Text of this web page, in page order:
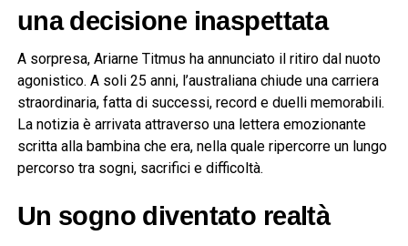
una decisione inaspettata
A sorpresa, Ariarne Titmus ha annunciato il ritiro dal nuoto
agonistico. A soli 25 anni, l’australiana chiude una carriera
straordinaria, fatta di successi, record e duelli memorabili.
La notizia è arrivata attraverso una lettera emozionante
scritta alla bambina che era, nella quale ripercorre un lungo
percorso tra sogni, sacrifici e difficoltà.
Un sogno diventato realtà